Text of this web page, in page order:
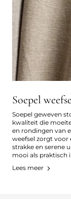
Soepel
Soepel geweven
kwaliteit die
en rondingen van
weefsel zorgt voor
strakke en serene
mooi als praktisch
Lees meer